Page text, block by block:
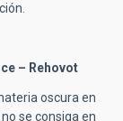
– Rehovot
oscura en
se consiga en